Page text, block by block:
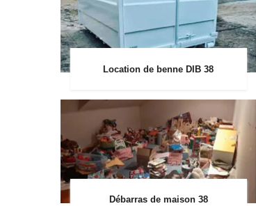
Location de benne DIB 38
Débarras de maison 38